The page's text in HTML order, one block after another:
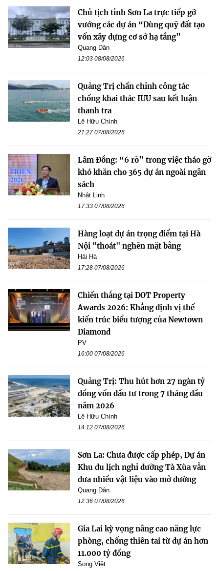
Chủ tịch tỉnh Sơn La trực tiếp gỡ
vướng các dự án “Dùng quỹ đất tạo
vốn xây dựng cơ sở hạ tầng”
Quang Dân
12:03 08/08/2026
Quảng Trị chấn chỉnh công tác
chống khai thác IUU sau kết luận
thanh tra
Lê Hữu Chính
21:27 07/08/2026
Lâm Đồng: “6 rõ” trong việc tháo gỡ
khó khăn cho 365 dự án ngoài ngân
sách
Nhật Linh
17:33 07/08/2026
Hàng loạt dự án trọng điểm tại Hà
Nội "thoát" nghẽn mặt bằng
Hải Hà
17:28 07/08/2026
Chiến thắng tại DOT Property
Awards 2026: Khẳng định vị thế
kiến trúc biểu tượng của Newtown
Diamond
PV
16:00 07/08/2026
Quảng Trị: Thu hút hơn 27 ngàn tỷ
đồng vốn đầu tư trong 7 tháng đầu
năm 2026
Lê Hữu Chính
14:12 07/08/2026
Sơn La: Chưa được cấp phép, Dự án
Khu du lịch nghỉ dưỡng Tà Xùa vẫn
đưa nhiều vật liệu vào mở đường
Quang Dân
12:36 07/08/2026
Gia Lai kỳ vọng nâng cao năng lực
phòng, chống thiên tai từ dự án hơn
11.000 tỷ đồng
Song Việt